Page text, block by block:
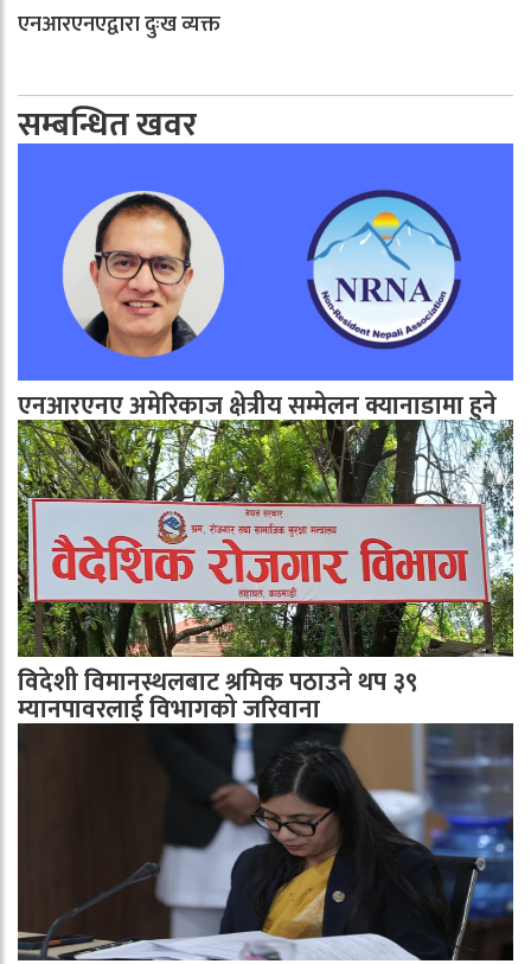
एनआरएनएद्वारा दुःख व्यक्त
सम्बन्धित खवर
एनआरएनए अमेरिकाज क्षेत्रीय सम्मेलन क्यानाडामा हुने
विदेशी विमानस्थलबाट श्रमिक पठाउने थप ३९
म्यानपावरलाई विभागको जरिवाना